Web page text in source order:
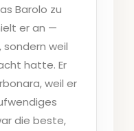
Barolo zu
er an —
weil
hatte. Er
weil er
die beste,